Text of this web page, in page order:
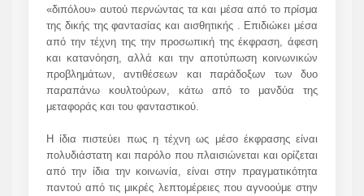
«διπόλου» αυτού περνώντας τα και μέσα από το πρίσμα
της δικής της φαντασίας και αισθητικής . Επιδιώκει μέσα
από την τέχνη της την προσωπική της έκφραση, άφεση
και κατανόηση, αλλά και την αποτύπωση κοινωνικών
προβλημάτων, αντιθέσεων και παράδοξων των δυο
παραπάνω κουλτούρων, κάτω από το μανδύα της
μεταφοράς και του φανταστικού.
Η ίδια πιστεύει πως η τέχνη ως μέσο έκφρασης είναι
πολυδιάστατη και παρόλο που πλαισιώνεται και ορίζεται
από την ίδια την κοινωνία, είναι στην πραγματικότητα
παντού από τις μικρές λεπτομέρειες που αγνοούμε στην